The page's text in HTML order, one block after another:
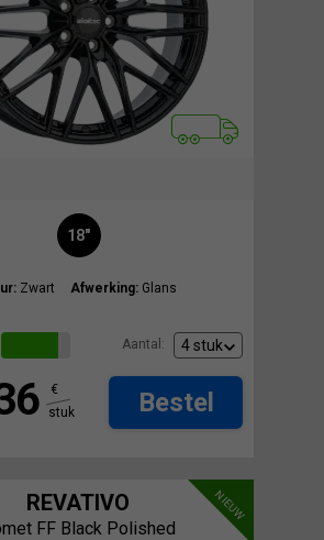
18"
Zwart Afwerking: Glans
Aantal:
€
stuk
Bestel
NIEUW
REVATIVO
FF Black Polished